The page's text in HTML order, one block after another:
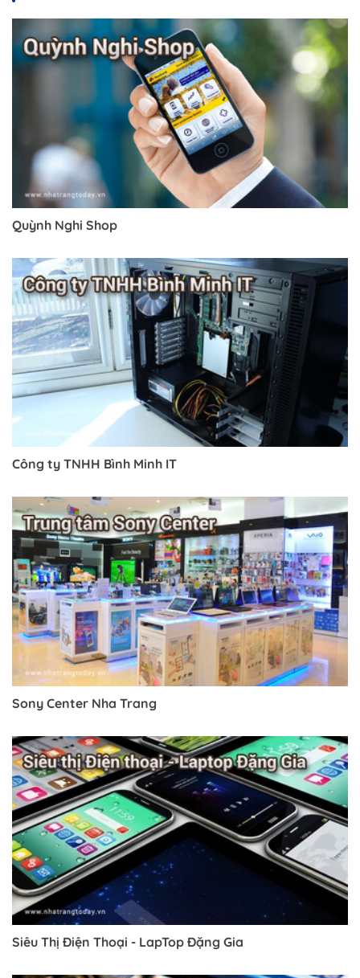
Quỳnh Nghi Shop
Công ty TNHH Bình Minh IT
Sony Center Nha Trang
Siêu Thị Điện Thoại - LapTop Đặng Gia